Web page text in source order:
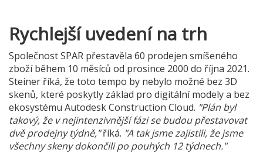
Rychlejší uvedení na trh
Společnost SPAR přestavěla 60 prodejen smíšeného
zboží během 10 měsíců od prosince 2000 do října 2021.
Steiner říká, že toto tempo by nebylo možné bez 3D
skenů, které poskytly základ pro digitální modely a bez
ekosystému Autodesk Construction Cloud. "Plán byl
takový, že v nejintenzivnější fázi se budou přestavovat
dvě prodejny týdně,"říká. "A tak jsme zajistili, že jsme
všechny skeny dokončili po pouhých 12 týdnech."